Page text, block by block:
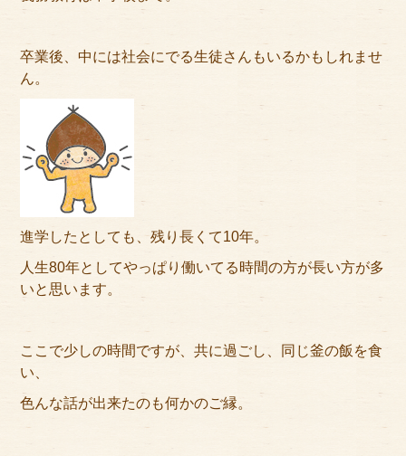
卒業後、中には社会にでる生徒さんもいるかもしれませ
ん。
進学したとしても、残り長くて10年。
人生80年としてやっぱり働いてる時間の方が長い方が多
いと思います。
ここで少しの時間ですが、共に過ごし、同じ釜の飯を食
い、
色んな話が出来たのも何かのご縁。